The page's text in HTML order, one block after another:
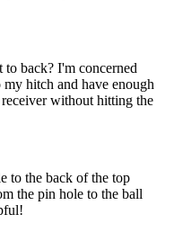
back? I'm concerned
hitch and have enough
without hitting the
to the back of the top
the pin hole to the ball